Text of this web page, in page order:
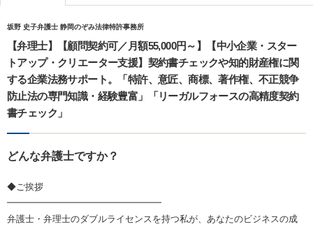
坂野 史子弁護士 静岡のぞみ法律特許事務所
【弁理士】【顧問契約可／月額55,000円～】【中小企業・スター
トアップ・クリエーター支援】契約書チェックや知的財産権に関
する企業法務サポート。「特許、意匠、商標、著作権、不正競争
防止法の専門知識・経験豊富」「リーガルフォースの高精度契約
書チェック」
どんな弁護士ですか？
◆ご挨拶
━━━━━━━━━━━━━━━━━
弁護士・弁理士のダブルライセンスを持つ私が、あなたのビジネスの成